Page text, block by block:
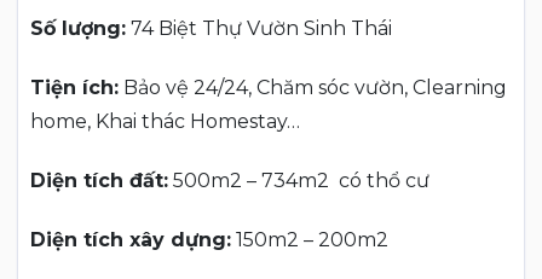
Số lượng: 74 Biệt Thự Vườn Sinh Thái
Tiện ích: Bảo vệ 24/24, Chăm sóc vườn, Clearning
home, Khai thác Homestay…
Diện tích đất: 500m2 – 734m2 có thổ cư
Diện tích xây dựng: 150m2 – 200m2